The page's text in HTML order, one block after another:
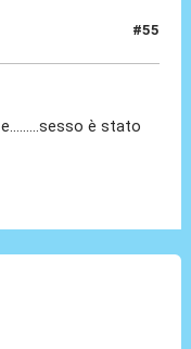
#55
e.........sesso è stato